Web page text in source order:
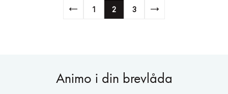
1 2 3
Animo i din brevlåda